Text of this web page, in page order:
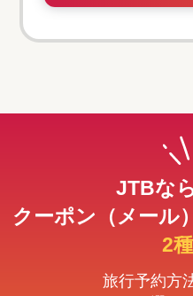
JTBな
クーポン（メール
2
旅行予約方